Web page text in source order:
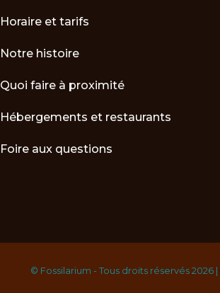
Horaire et tarifs
Notre histoire
Quoi faire à proximité
Hébergements et restaurants
Foire aux questions
© Fossilarium - Tous droits réservés 2026 |